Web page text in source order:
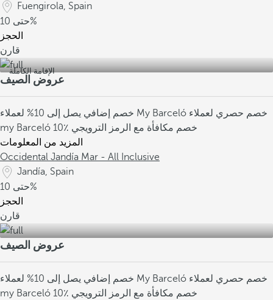
Fuengirola, Spain
حتى10%
الحجز
قارن
الإقامة الكاملة
عروض الصيف
خصم إضافي يصل إلى 10% لعملاء My Barceló خصم حصري لعملاء
my Barceló
10٪ خصم مكافأة مع الرمز الترويجي
المزيد من المعلومات
Occidental Jandía Mar - All Inclusive
Jandía, Spain
حتى10%
الحجز
قارن
عروض الصيف
خصم إضافي يصل إلى 10% لعملاء My Barceló خصم حصري لعملاء
my Barceló
10٪ خصم مكافأة مع الرمز الترويجي